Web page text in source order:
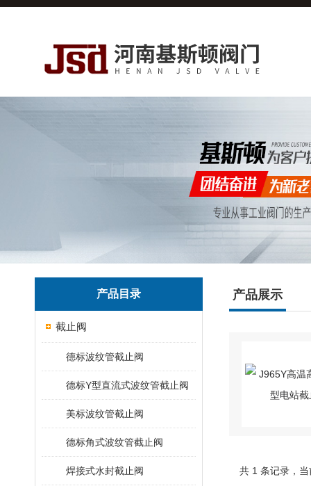
产品目录
截止阀
德标波纹管截止阀
德标Y型直流式波纹管截止阀
美标波纹管截止阀
德标角式波纹管截止阀
焊接式水封截止阀
产品展示
共 1 条记录，